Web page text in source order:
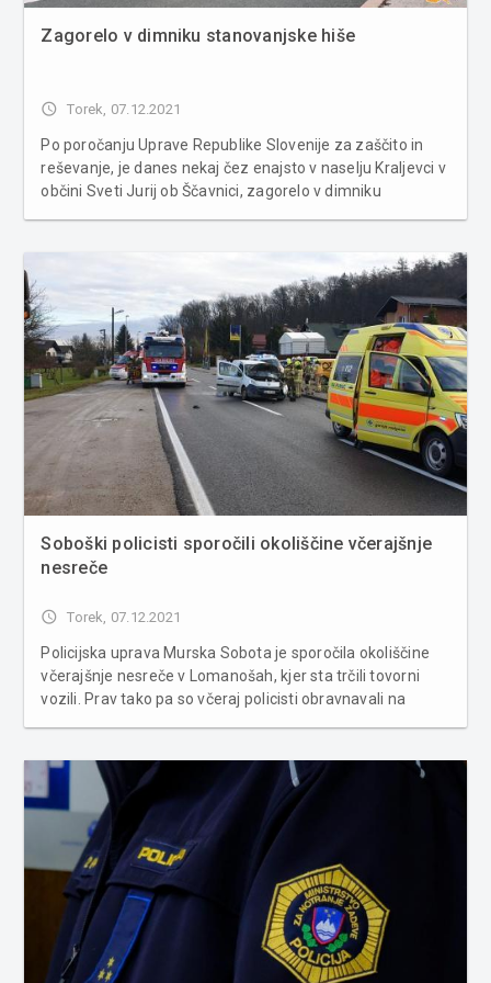
Zagorelo v dimniku stanovanjske hiše
access_time Torek, 07.12.2021
Po poročanju Uprave Republike Slovenije za zaščito in
reševanje, je danes nekaj čez enajsto v naselju Kraljevci v
občini Sveti Jurij ob Ščavnici, zagorelo v dimniku
Soboški policisti sporočili okoliščine včerajšnje
nesreče
access_time Torek, 07.12.2021
Policijska uprava Murska Sobota je sporočila okoliščine
včerajšnje nesreče v Lomanošah, kjer sta trčili tovorni
vozili. Prav tako pa so včeraj policisti obravnavali na
tovornega v...